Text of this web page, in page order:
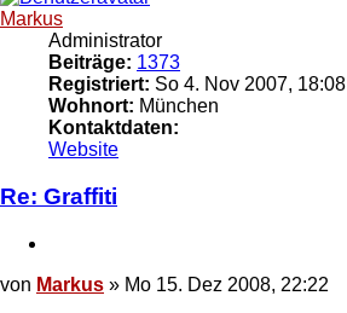
Markus
Administrator
Beiträge: 1373
Registriert: So 4. Nov 2007, 18:08
Wohnort: München
Kontaktdaten:
Kontaktdaten
Markus
Website
Re: Graffiti
Beitrag
von Markus » Mo 15. Dez 2008, 22:22